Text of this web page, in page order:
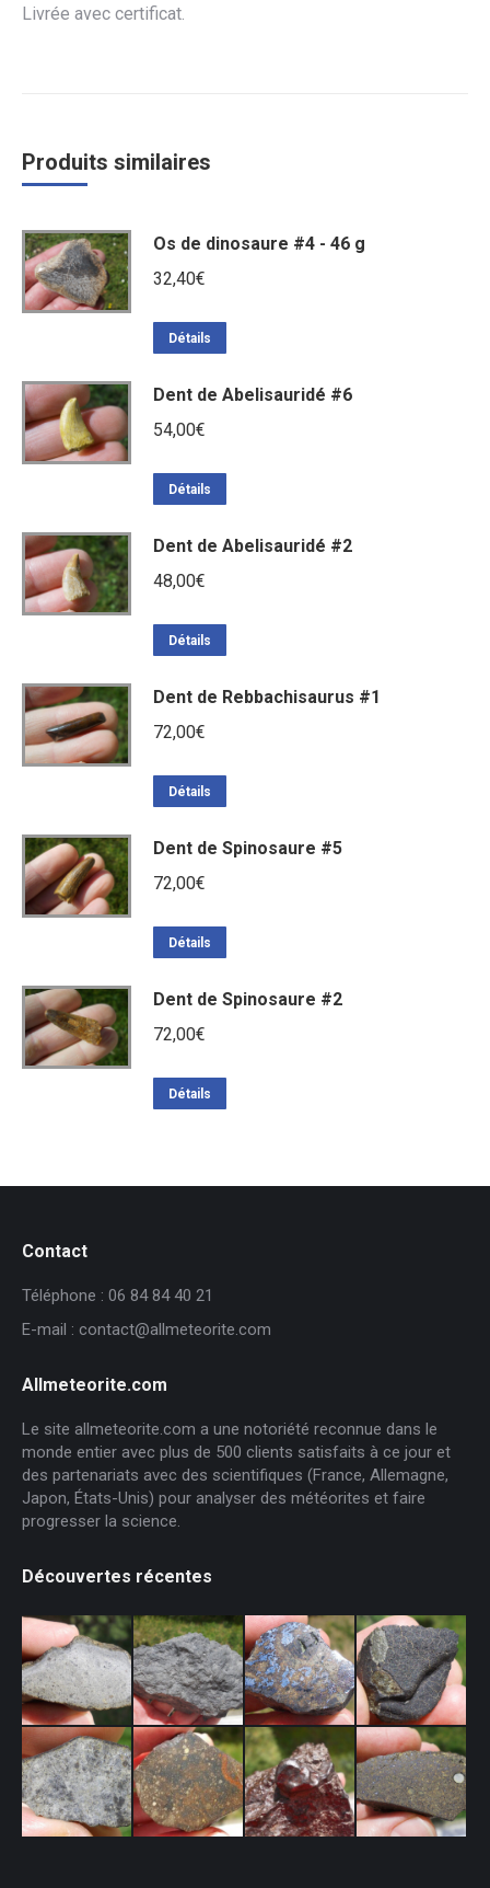
Livrée avec certificat.
Produits similaires
Os de dinosaure #4 - 46 g
32,40€
Détails
Dent de Abelisauridé #6
54,00€
Détails
Dent de Abelisauridé #2
48,00€
Détails
Dent de Rebbachisaurus #1
72,00€
Détails
Dent de Spinosaure #5
72,00€
Détails
Dent de Spinosaure #2
72,00€
Détails
Contact
Téléphone : 06 84 84 40 21
E-mail : contact@allmeteorite.com
Allmeteorite.com
Le site allmeteorite.com a une notoriété reconnue dans le
monde entier avec plus de 500 clients satisfaits à ce jour et
des partenariats avec des scientifiques (France, Allemagne,
Japon, États-Unis) pour analyser des météorites et faire
progresser la science.
Découvertes récentes